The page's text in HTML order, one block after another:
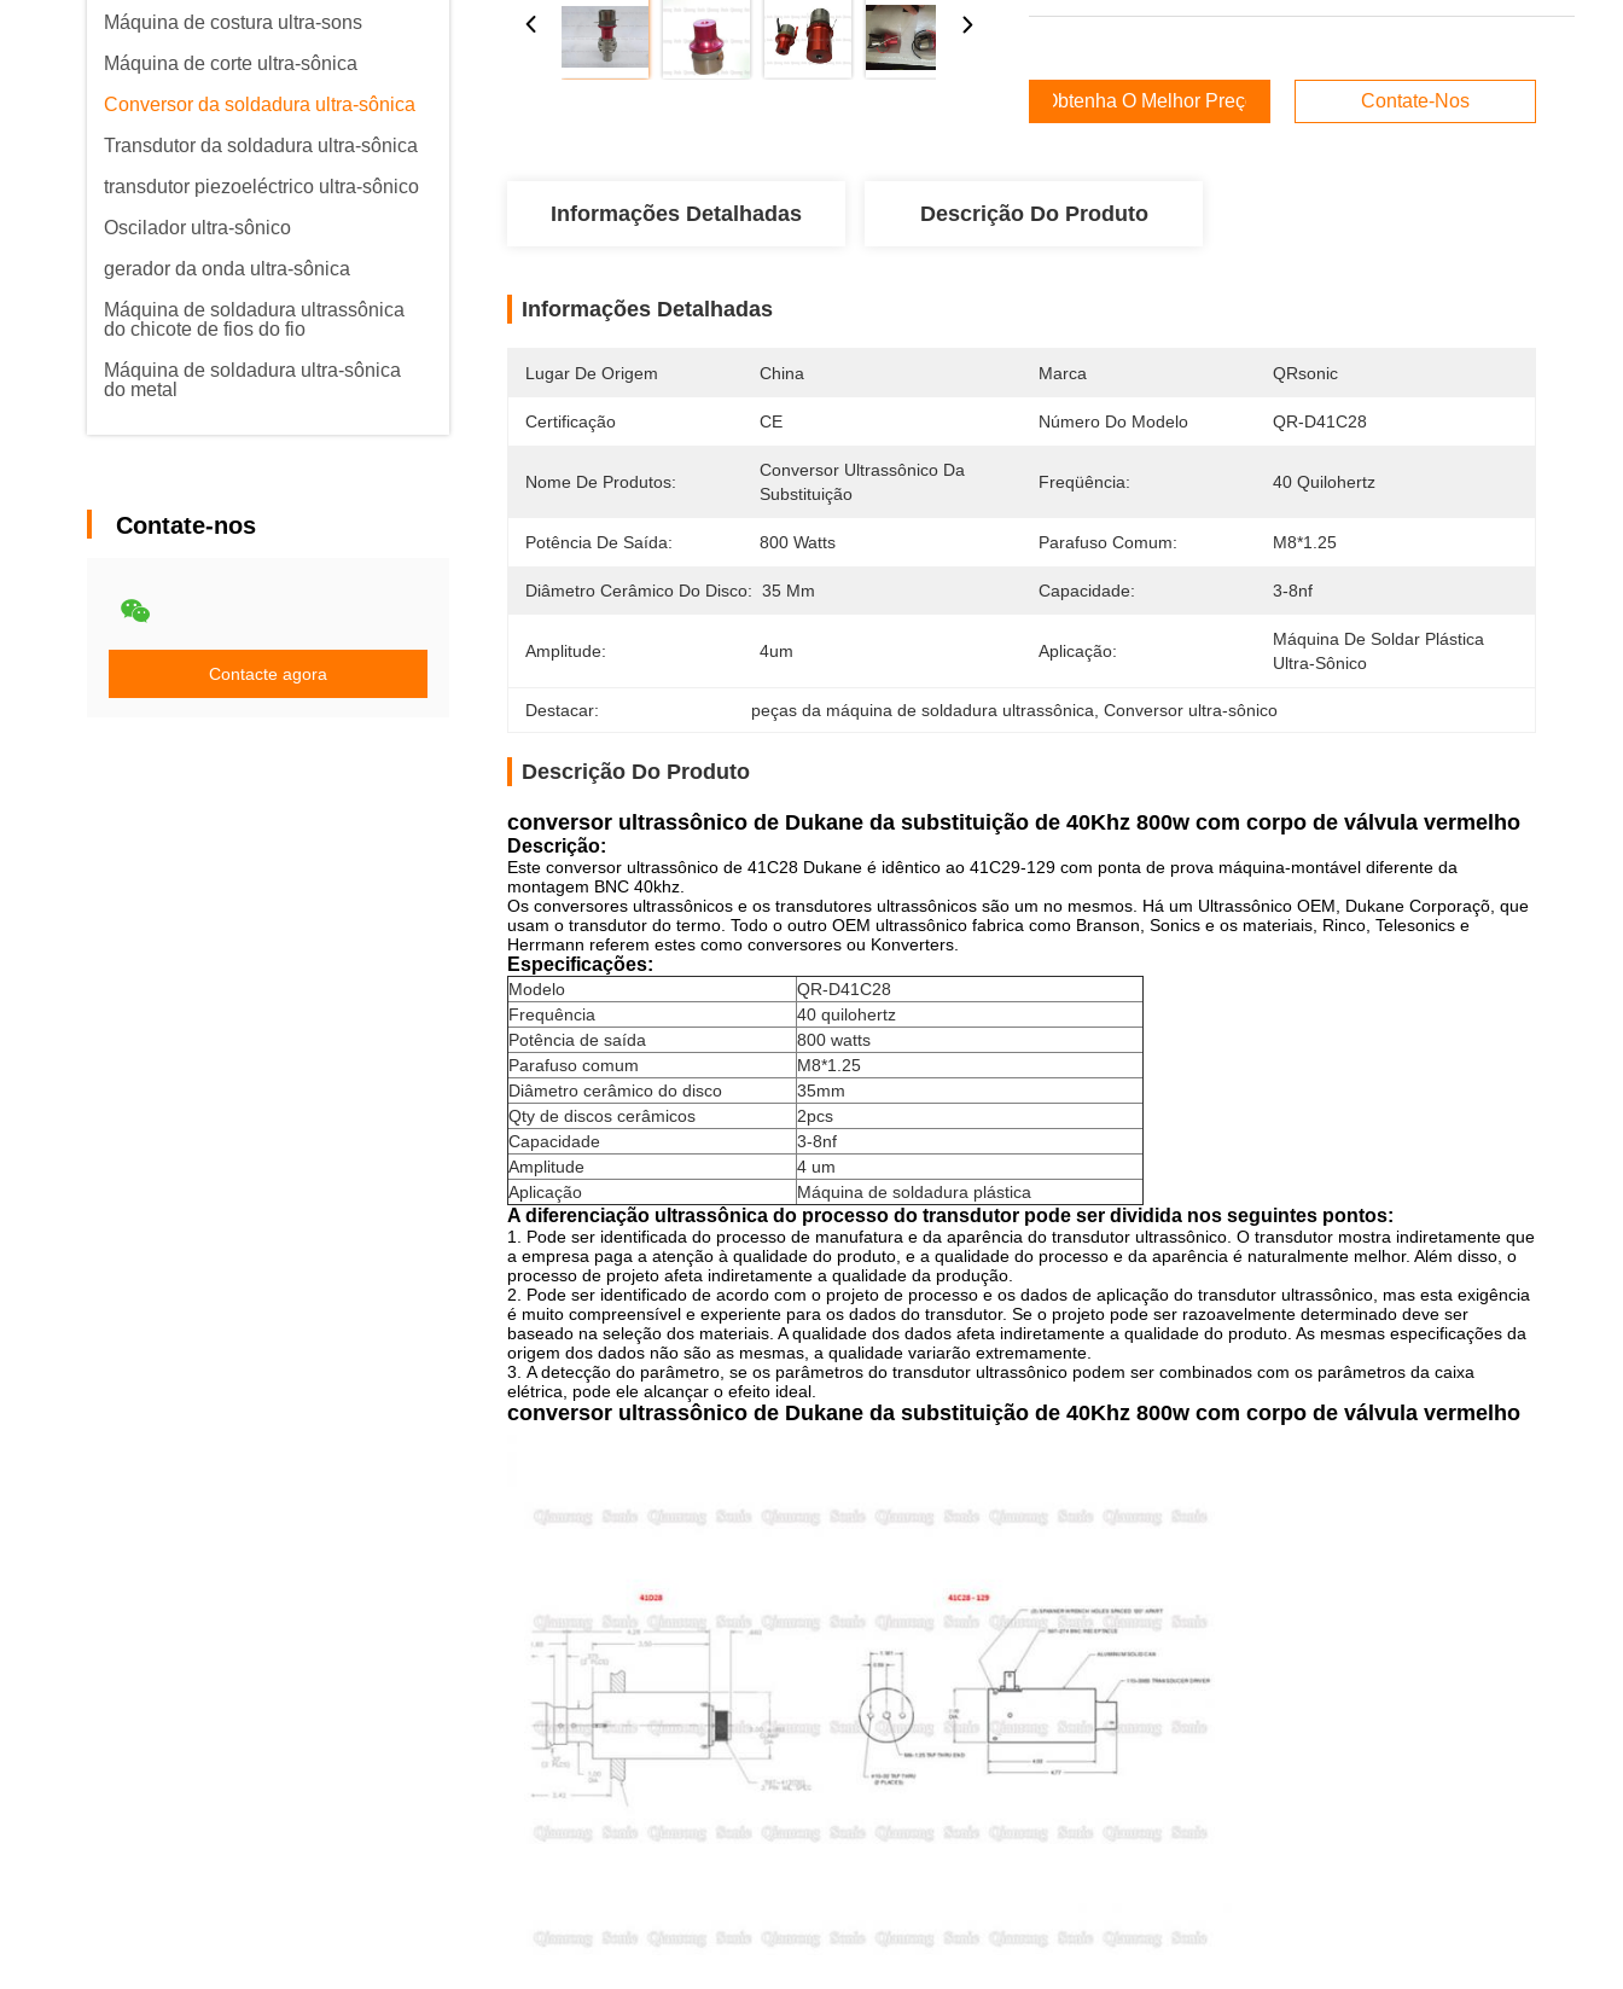
Máquina de costura ultra-sons
Máquina de corte ultra-sônica
Conversor da soldadura ultra-sônica
Transdutor da soldadura ultra-sônica
transdutor piezoeléctrico ultra-sônico
Oscilador ultra-sônico
gerador da onda ultra-sônica
Máquina de soldadura ultrassônica
do chicote de fios do fio
Máquina de soldadura ultra-sônica
do metal
Contate-nos
Contacte agora
Obtenha O Melhor Preço Contate-Nos
Informações Detalhadas Descrição Do Produto
Informações Detalhadas
Lugar De Origem China Marca QRsonic
Certificação CE Número Do Modelo QR-D41C28
Nome De Produtos:
Conversor Ultrassônico Da
Substituição
Freqüência: 40 Quilohertz
Potência De Saída: 800 Watts Parafuso Comum: M8*1.25
Diâmetro Cerâmico Do Disco: 35 Mm Capacidade: 3-8nf
Amplitude: 4um Aplicação:
Máquina De Soldar Plástica
Ultra-Sônico
Destacar: peças da máquina de soldadura ultrassônica , Conversor ultra-sônico
Descrição Do Produto
conversor ultrassônico de Dukane da substituição de 40Khz 800w com corpo de válvula vermelho
Descrição:
Este conversor ultrassônico de 41C28 Dukane é idêntico ao 41C29-129 com ponta de prova máquina-montável diferente da
montagem BNC 40khz.
Os conversores ultrassônicos e os transdutores ultrassônicos são um no mesmos. Há um Ultrassônico OEM, Dukane Corporaçõ, que
usam o transdutor do termo. Todo o outro OEM ultrassônico fabrica como Branson, Sonics e os materiais, Rinco, Telesonics e
Herrmann referem estes como conversores ou Konverters.
Especificações:
Modelo
QR-D41C28
Frequência
40 quilohertz
Potência de saída
800 watts
Parafuso comum
M8*1.25
Diâmetro cerâmico do disco
35mm
Qty de discos cerâmicos
2pcs
Capacidade
3-8nf
Amplitude
4 um
Aplicação
Máquina de soldadura plástica
A diferenciação ultrassônica do processo do transdutor pode ser dividida nos seguintes pontos:
1. Pode ser identificada do processo de manufatura e da aparência do transdutor ultrassônico. O transdutor mostra indiretamente que
a empresa paga a atenção à qualidade do produto, e a qualidade do processo e da aparência é naturalmente melhor. Além disso, o
processo de projeto afeta indiretamente a qualidade da produção.
2. Pode ser identificado de acordo com o projeto de processo e os dados de aplicação do transdutor ultrassônico, mas esta exigência
é muito compreensível e experiente para os dados do transdutor. Se o projeto pode ser razoavelmente determinado deve ser
baseado na seleção dos materiais. A qualidade dos dados afeta indiretamente a qualidade do produto. As mesmas especificações da
origem dos dados não são as mesmas, a qualidade variarão extremamente.
3. A detecção do parâmetro, se os parâmetros do transdutor ultrassônico podem ser combinados com os parâmetros da caixa
elétrica, pode ele alcançar o efeito ideal.
conversor ultrassônico de Dukane da substituição de 40Khz 800w com corpo de válvula vermelho